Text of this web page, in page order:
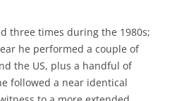
three times during the 1980s;
he performed a couple of
the US, plus a handful of
followed a near identical